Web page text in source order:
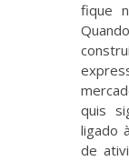
fique
quis
ligado
de